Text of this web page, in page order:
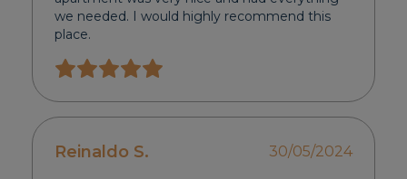
we needed. I would highly recommend this
place.
Reinaldo S. 30/05/2024